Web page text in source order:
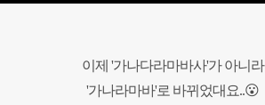
이제 '가나다라마바사'가 아니라
'가나라마바'로 바뀌었대요..😮